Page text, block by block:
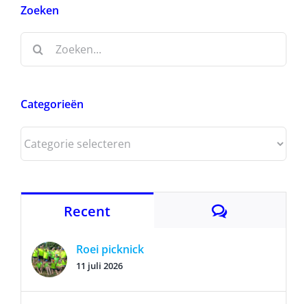
Zoeken
Zoeken
Categorieën
Categorieën
Recent Reacties
Roei picknick
11 juli 2026